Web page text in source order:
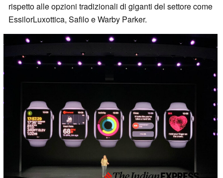
rispetto alle opzioni tradizionali di giganti del settore come
EssilorLuxottica, Safilo e Warby Parker.